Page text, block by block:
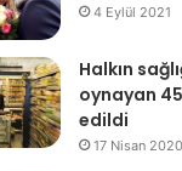
4 Eylül 2021
Halkın
oynayan
edildi
17 Nisan 2020